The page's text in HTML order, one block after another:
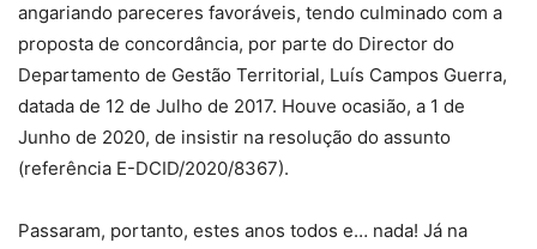
angariando pareceres favoráveis, tendo culminado com a
proposta de concordância, por parte do Director do
Departamento de Gestão Territorial, Luís Campos Guerra,
datada de 12 de Julho de 2017. Houve ocasião, a 1 de
Junho de 2020, de insistir na resolução do assunto
(referência E-DCID/2020/8367).
Passaram, portanto, estes anos todos e… nada! Já na